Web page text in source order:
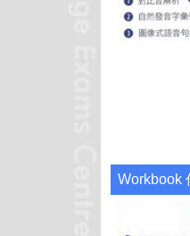
Workbook